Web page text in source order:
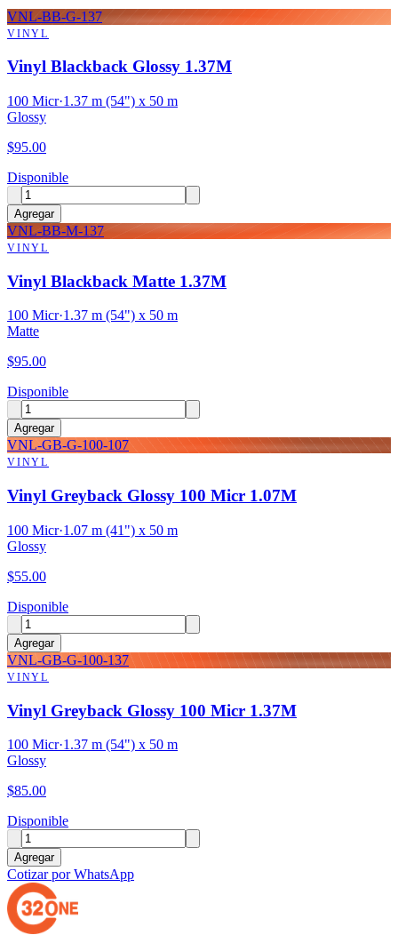
VNL-BB-G-137
VINYL
Vinyl Blackback Glossy 1.37M
100 Micr·1.37 m (54") x 50 m
Glossy
$95.00
Disponible
Agregar
VNL-BB-M-137
VINYL
Vinyl Blackback Matte 1.37M
100 Micr·1.37 m (54") x 50 m
Matte
$95.00
Disponible
Agregar
VNL-GB-G-100-107
VINYL
Vinyl Greyback Glossy 100 Micr 1.07M
100 Micr·1.07 m (41") x 50 m
Glossy
$55.00
Disponible
Agregar
VNL-GB-G-100-137
VINYL
Vinyl Greyback Glossy 100 Micr 1.37M
100 Micr·1.37 m (54") x 50 m
Glossy
$85.00
Disponible
Agregar
Cotizar por WhatsApp